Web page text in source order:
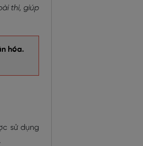
thi, giúp
hóa.
sử dụng